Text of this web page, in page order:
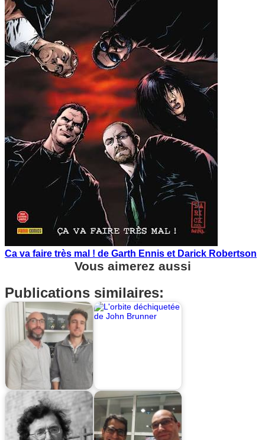
Ca va faire très mal ! de Garth Ennis et Darick Robertson
Vous aimerez aussi
Publications similaires: